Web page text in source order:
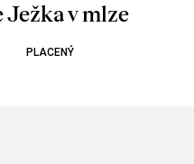
v mlze
PLACENÝ